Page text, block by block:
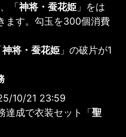
「神将・蚕花姫 」をは
ます。勾玉を300個消費
神将・蚕花姫 」の破片が1
10/21 23:59
達成で衣装セット「聖